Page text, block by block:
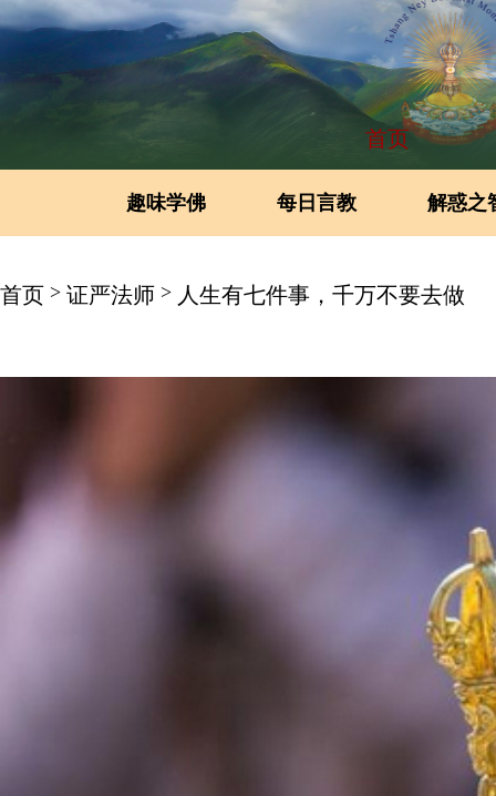
首页
趣味学佛 每日言教 解惑之
首页 > 证严法师 > 人生有七件事，千万不要去做